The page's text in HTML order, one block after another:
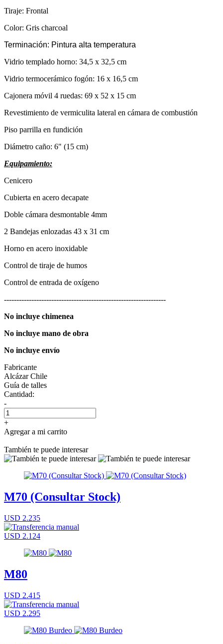
Tiraje: Frontal
Color: Gris charcoal
Terminación: Pintura alta temperatura
Vidrio templado horno: 34,5 x 32,5 cm
Vidrio termocerámico fogón: 16 x 16,5 cm
Cajonera móvil 4 ruedas: 69 x 52 x 15 cm
Revestimiento de vermiculita lateral en cámara de combustión
Piso parrilla en fundición
Diámetro caño: 6" (15 cm)
Equipamiento:
Cenicero
Cubierta en acero decapate
Doble cámara desmontable 4mm
2 Bandejas enlozadas 43 x 31 cm
Horno en acero inoxidable
Control de tiraje de humos
Control de entrada de oxígeno
-----------------------------------------------------------------
No incluye chimenea
No incluye mano de obra
No incluye envío
Fabricante
Alcázar Chile
Guía de talles
Cantidad:
-
+
Agregar a mi carrito
También te puede interesar
M70 (Consultar Stock)
USD 2.235
USD 2.124
M80
USD 2.415
USD 2.295